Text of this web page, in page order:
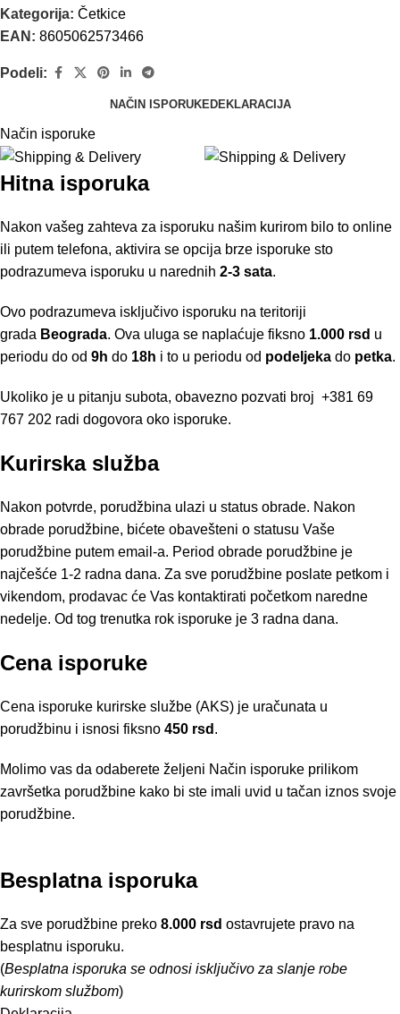
Kategorija: Četkice
EAN: 8605062573466
Podeli:
NAČIN ISPORUKEDEKLARACIJA
Način isporuke
Hitna isporuka
Nakon vašeg zahteva za isporuku našim kurirom bilo to online
ili putem telefona, aktivira se opcija brze isporuke sto
podrazumeva isporuku u narednih 2-3 sata.
Ovo podrazumeva isključivo isporuku na teritoriji
grada Beograda. Ova uluga se naplaćuje fiksno 1.000 rsd u
periodu do od 9h do 18h i to u periodu od podeljeka do petka.
Ukoliko je u pitanju subota, obavezno pozvati broj +381 69
767 202 radi dogovora oko isporuke.
Kurirska služba
Nakon potvrde, porudžbina ulazi u status obrade. Nakon
obrade porudžbine, bićete obavešteni o statusu Vaše
porudžbine putem email-a. Period obrade porudžbine je
najčešće 1-2 radna dana. Za sve porudžbine poslate petkom i
vikendom, prodavac će Vas kontaktirati početkom naredne
nedelje. Od tog trenutka rok isporuke je 3 radna dana.
Cena isporuke
Cena isporuke kurirske službe (AKS) je uračunata u
porudžbinu i isnosi fiksno 450 rsd .
Molimo vas da odaberete željeni Način isporuke prilikom
završetka porudžbine kako bi ste imali uvid u tačan iznos svoje
porudžbine.
Besplatna isporuka
Za sve porudžbine preko 8.000 rsd ostavrujete pravo na
besplatnu isporuku.
(Besplatna isporuka se odnosi isključivo za slanje robe
kurirskom službom)